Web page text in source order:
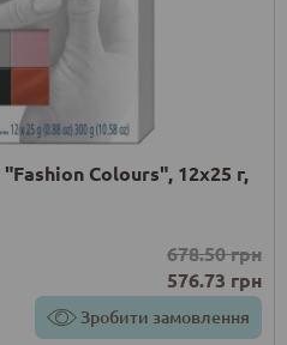
Colours", 12х25 г,
678.50 грн
576.73 грн
Зробити замовлення